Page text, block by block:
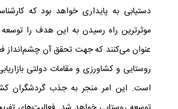
دستیابی به پایداری خواهد بود که
موثرترین راه رسیدن به این هدف را
عنوان می‌کنند که جهت تحقق آن چشم‌انداز
روستایی و کشاورزی و مقامات دولتی
است. این امر منجر به جذب گردشگران